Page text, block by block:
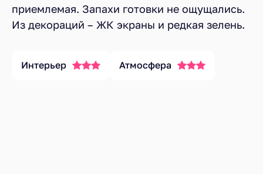
приемлемая. Запахи готовки не ощущались.
Из декораций – ЖК экраны и редкая зелень.
Интерьер Атмосфера